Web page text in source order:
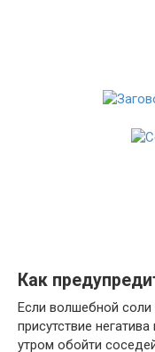
Как
Если волшебной соли
присутствие
утром обойти